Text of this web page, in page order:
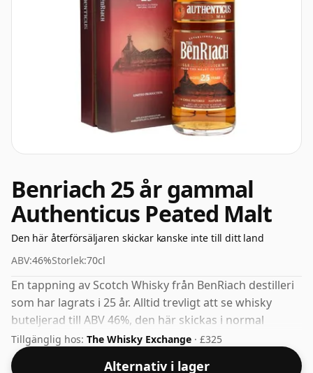
Benriach 25 år gammal
Authenticus Peated Malt
Den här återförsäljaren skickar kanske inte till ditt land
ABV:46%Storlek:70cl
En tappning av Scotch Whisky från BenRiach destilleri
som har lagrats i 25 år. Alltid trevligt att se whisky
buteljerad till ABV 46%, den här skickas i normal
storlek på 70cl.
Tillgänglig hos: The Whisky Exchange · £325
Alternativ i lager